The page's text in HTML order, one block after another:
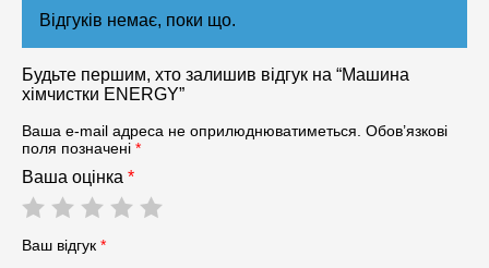
Відгуків немає, поки що.
Будьте першим, хто залишив відгук на “Машина
хімчистки ENERGY”
Ваша e-mail адреса не оприлюднюватиметься. Обов’язкові
поля позначені *
Ваша оцінка *
Ваш відгук *